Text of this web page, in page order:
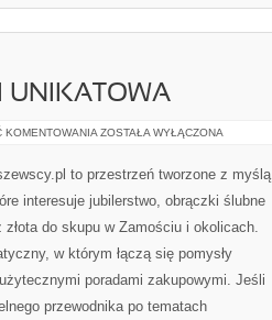
UNIKATOWA
KOMENTOWANIA BIŻUTERIA
UNIKATOWA
ZOSTAŁA WYŁĄCZONA
to przestrzeń tworzone z myślą
interesuje jubilerstwo, obrączki ślubne
złota do skupu w Zamościu i okolicach.
w którym łączą się pomysły
poradami zakupowymi. Jeśli
przewodnika po tematach